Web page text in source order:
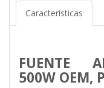
Características
FUENTE
500W OEM,